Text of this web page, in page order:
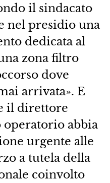
il sindacato
nel presidio una
dedicata al
zona filtro
dove
arrivata». E
il direttore
operatorio abbia
urgente alle
a tutela della
coinvolto